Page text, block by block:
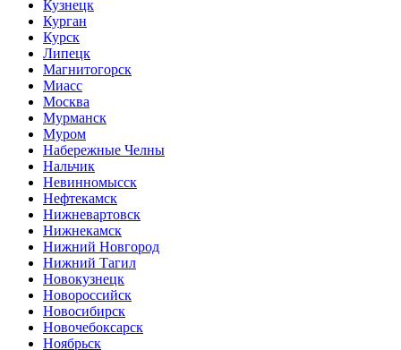
Кузнецк
Курган
Курск
Липецк
Магнитогорск
Миасс
Москва
Мурманск
Муром
Набережные Челны
Нальчик
Невинномысск
Нефтекамск
Нижневартовск
Нижнекамск
Нижний Новгород
Нижний Тагил
Новокузнецк
Новороссийск
Новосибирск
Новочебоксарск
Ноябрьск